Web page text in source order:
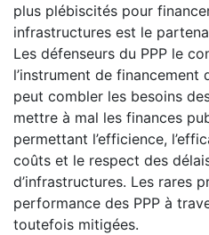
plus plébiscités pour
infrastructures est le
Les défenseurs du PPP le
l’instrument de financement
peut combler les besoins
mettre à mal les finances
permettant l’efficience,
coûts et le respect des
d’infrastructures. Les rares
performance des PPP à
toutefois mitigées.